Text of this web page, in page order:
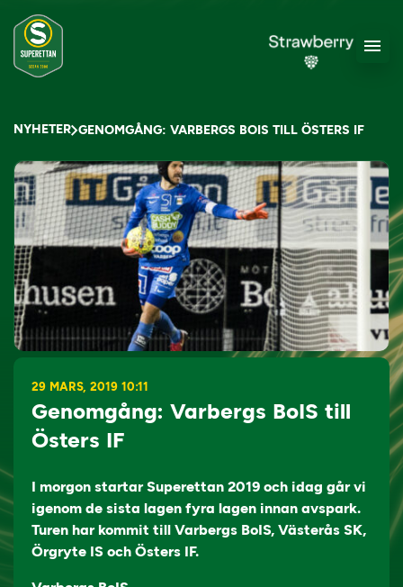
NYHETER GENOMGÅNG: VARBERGS BOIS TILL ÖSTERS IF
29 MARS, 2019 10:11
Genomgång: Varbergs BoIS till
Östers IF
I morgon startar Superettan 2019 och idag går vi
igenom de sista lagen fyra lagen innan avspark.
Turen har kommit till Varbergs BoIS, Västerås SK,
Örgryte IS och Östers IF.